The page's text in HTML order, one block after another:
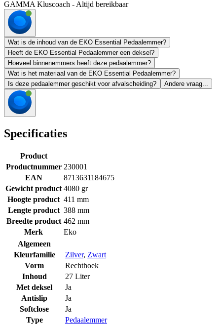
GAMMA Kluscoach - Altijd bereikbaar
Wat is de inhoud van de EKO Essential Pedaalemmer?
Heeft de EKO Essential Pedaalemmer een deksel?
Hoeveel binnenemmers heeft deze pedaalemmer?
Wat is het materiaal van de EKO Essential Pedaalemmer?
Is deze pedaalemmer geschikt voor afvalscheiding?
Andere vraag...
Specificaties
Product
Productnummer 230001
EAN
8713631184675
Gewicht product 4080 gr
Hoogte product 411 mm
Lengte product 388 mm
Breedte product 462 mm
Merk
Eko
Algemeen
Kleurfamilie
Zilver, Zwart
Vorm
Rechthoek
Inhoud
27 Liter
Met deksel
Ja
Antislip
Ja
Softclose
Ja
Type
Pedaalemmer